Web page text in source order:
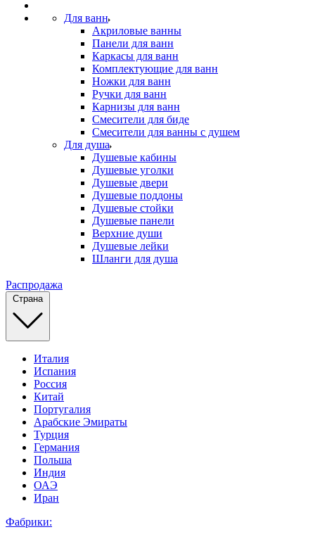
Для ванн
Акриловые ванны
Панели для ванн
Каркасы для ванн
Комплектующие для ванн
Ножки для ванн
Ручки для ванн
Карнизы для ванн
Смесители для биде
Смесители для ванны с душем
Для душа
Душевые кабины
Душевые уголки
Душевые двери
Душевые поддоны
Душевые стойки
Душевые панели
Верхние души
Душевые лейки
Шланги для душа
Распродажа
Страна
Италия
Испания
Россия
Китай
Португалия
Арабские Эмираты
Турция
Германия
Польша
Индия
ОАЭ
Иран
Фабрики: